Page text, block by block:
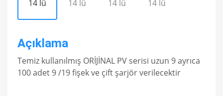
Açıklama
Temiz kullanılmış ORİJİNAL PV serisi uzun 9 ayrıca
100 adet 9 /19 fişek ve çift şarjör verilecektir